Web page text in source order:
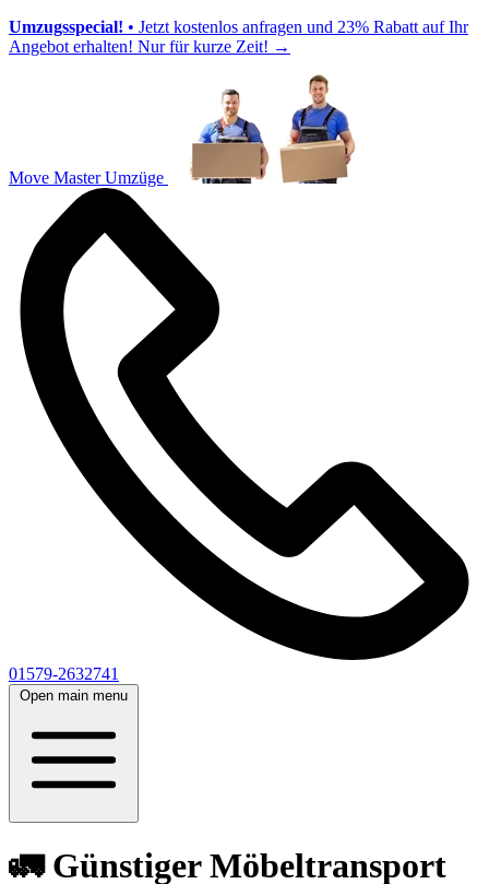
Umzugsspecial! • Jetzt kostenlos anfragen und 23% Rabatt auf Ihr
Angebot erhalten! Nur für kurze Zeit! →
Move Master Umzüge
01579-2632741
Open main menu
🚛 Günstiger Möbeltransport